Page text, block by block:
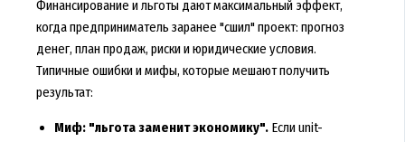
Финансирование и льготы дают максимальный эффект,
когда предприниматель заранее "сшил" проект: прогноз
денег, план продаж, риски и юридические условия.
Типичные ошибки и мифы, которые мешают получить
результат:
Миф: "льгота заменит экономику".Если unit-